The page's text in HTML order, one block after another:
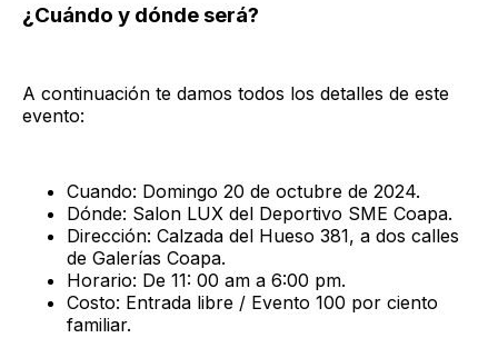
¿Cuándo y dónde será?
A continuación te damos todos los detalles de este
evento:
Cuando: Domingo 20 de octubre de 2024.
Dónde: Salon LUX del Deportivo SME Coapa.
Dirección: Calzada del Hueso 381, a dos calles
de Galerías Coapa.
Horario: De 11: 00 am a 6:00 pm.
Costo: Entrada libre / Evento 100 por ciento
familiar.